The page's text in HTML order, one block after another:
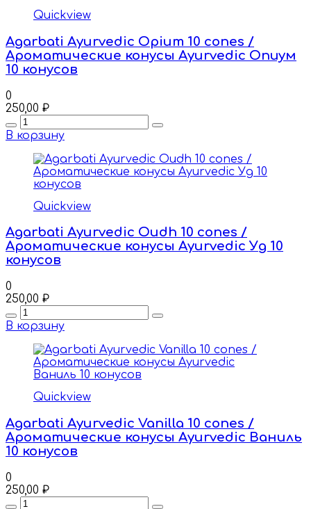
Quickview
Agarbati Ayurvedic Opium 10 cones /
Ароматические конусы Ayurvedic Опиум
10 конусов
0
250,00 ₽
Quantity
В корзину
Quickview
Agarbati Ayurvedic Oudh 10 cones /
Ароматические конусы Ayurvedic Уд 10
конусов
0
250,00 ₽
Quantity
В корзину
Quickview
Agarbati Ayurvedic Vanilla 10 cones /
Ароматические конусы Ayurvedic Ваниль
10 конусов
0
250,00 ₽
Quantity